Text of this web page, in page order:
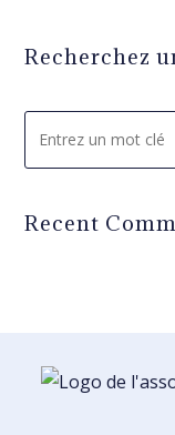
Recherchez
Recent